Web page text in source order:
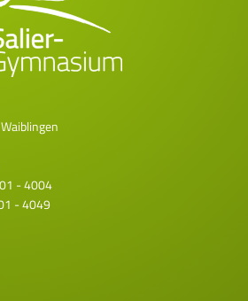
- 4004
- 4049